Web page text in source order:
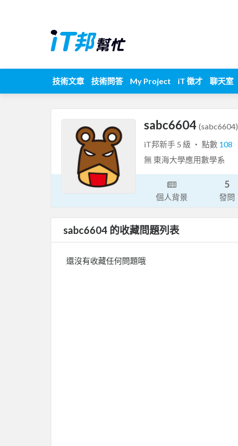
技術文章 技術問答 My Project iT 徵才 聊天室
sabc6604 (sabc6604)
iT邦新手 5 級 ‧ 點數 108
無 東海大學應用數學系
個人背景
5
發問
sabc6604 的收藏問題列表
還沒有收藏任何問題哦